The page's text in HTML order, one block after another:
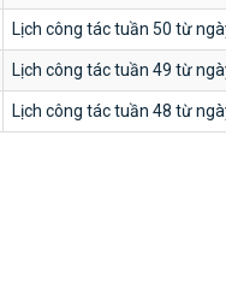
Lịch công tác tuần 50 từ
Lịch công tác tuần 49 từ
Lịch công tác tuần 48 từ